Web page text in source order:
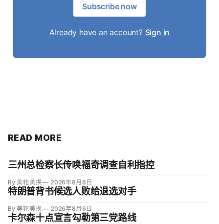
Subscribe now
Already have an account? Sign in
READ MORE
三州总检察长传唤福奇调查自利指控
By 美轮美换 2026年8月6日
特朗普背书候选人败给退选对手
By 美轮美换 2026年8月6日
卡尔森十点宣言勾勒第三党路线